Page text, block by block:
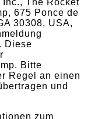
675 Ponce de
30308, USA,
Diese
Bitte
Regel an einen
und
zum